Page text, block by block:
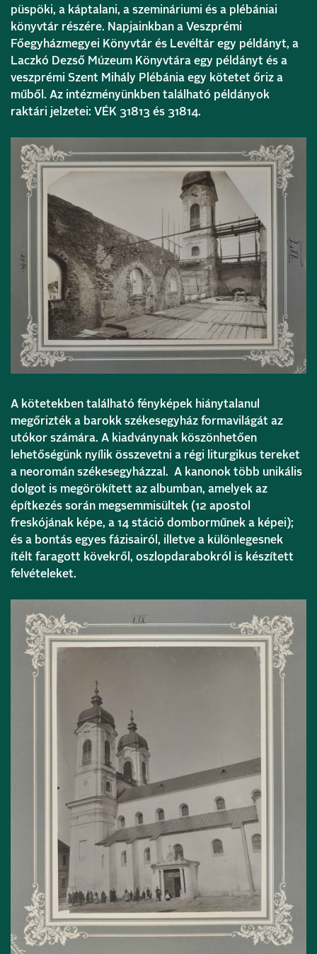
püspöki, a káptalani, a szemináriumi és a plébániai
könyvtár részére. Napjainkban a Veszprémi
Főegyházmegyei Könyvtár és Levéltár egy példányt, a
Laczkó Dezső Múzeum Könyvtára egy példányt és a
veszprémi Szent Mihály Plébánia egy kötetet őriz a
műből. Az intézményünkben található példányok
raktári jelzetei: VÉK 31813 és 31814.
A kötetekben található fényképek hiánytalanul
megőrizték a barokk székesegyház formavilágát az
utókor számára. A kiadványnak köszönhetően
lehetőségünk nyílik összevetni a régi liturgikus tereket
a neoromán székesegyházzal. A kanonok több unikális
dolgot is megörökített az albumban, amelyek az
építkezés során megsemmisültek (12 apostol
freskójának képe, a 14 stáció domborműnek a képei);
és a bontás egyes fázisairól, illetve a különlegesnek
ítélt faragott kövekről, oszlopdarabokról is készített
felvételeket.